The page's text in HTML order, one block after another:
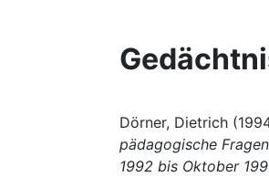
Dörner, Dietrich
pädagogische
1992 bis Oktober